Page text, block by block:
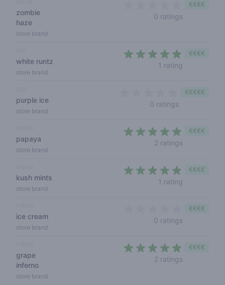
zombie
haze
store brand
0 ratings
€€€€
white runtz
store brand
1 rating
€€€€
purple ice
store brand
0 ratings
€€€€€
papaya
store brand
2 ratings
€€€€
kush mints
store brand
1 rating
€€€€
ice cream
store brand
0 ratings
€€€€
grape
inferno
store brand
2 ratings
€€€€